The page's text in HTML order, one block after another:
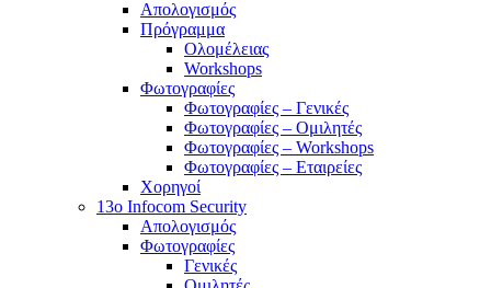
Απολογισμός
Πρόγραμμα
Ολομέλειας
Workshops
Φωτογραφίες
Φωτογραφίες – Γενικές
Φωτογραφίες – Ομιλητές
Φωτογραφίες – Workshops
Φωτογραφίες – Εταιρείες
Χορηγοί
13o Infocom Security
Απολογισμός
Φωτογραφίες
Γενικές